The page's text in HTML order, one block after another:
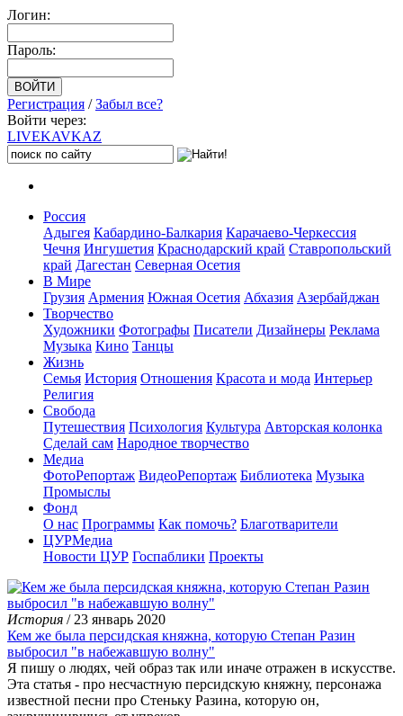
Логин:
Пароль:
Регистрация /Забыл все?
Войти через:
LIVEKAVKAZ
Россия
Адыгея Кабардино-Балкария Карачаево-Черкессия
Чечня Ингушетия Краснодарский край Ставропольский
край Дагестан Северная Осетия
В Мире
Грузия Армения Южная Осетия Абхазия Азербайджан
Творчество
Художники Фотографы Писатели Дизайнеры Реклама
Музыка Кино Танцы
Жизнь
Семья История Отношения Красота и мода Интерьер
Религия
Свобода
Путешествия Психология Культура Авторская колонка
Сделай сам Народное творчество
Медиа
ФотоРепортаж ВидеоРепортаж Библиотека Музыка
Промыслы
Фонд
О нас Программы Как помочь? Благотварители
ЦУРМедиа
Новости ЦУР Госпаблики Проекты
История / 23 январь 2020
Кем же была персидская княжна, которую Степан Разин
выбросил "в набежавшую волну"
Я пишу о людях, чей образ так или иначе отражен в искусстве.
Эта статья - про несчастную персидскую княжну, персонажа
известной песни про Стеньку Разина, которую он,